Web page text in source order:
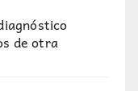
de otra